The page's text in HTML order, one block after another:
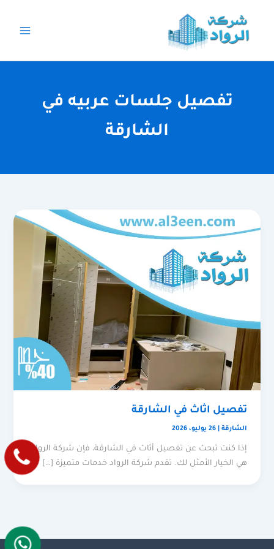
المحتوى
تفصيل جلسات عربيه في
الشارقة
تفصيل اثاث في الشارقة
الشارقة |26 يوليو، 2026
إذا كنت تبحث عن تفصيل أثاث في الشارقة، فإن شركة الرواد
هي الخيار الأمثل لك. تقدم شركة الرواد خدمات متميزة […]